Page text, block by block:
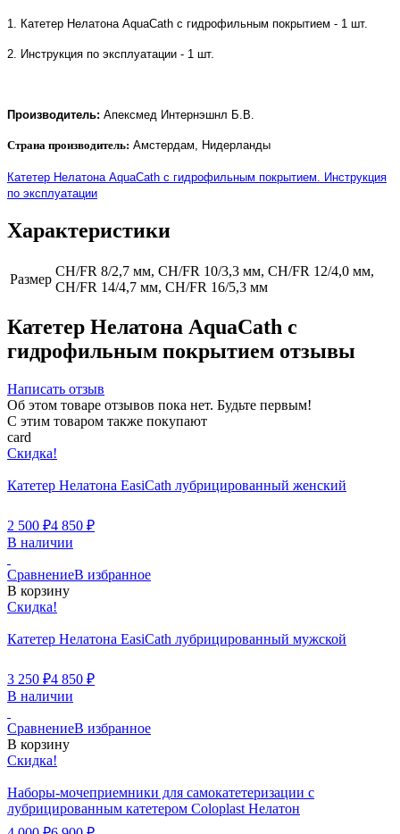
1. Катетер Нелатона AquaCath с гидрофильным покрытием - 1 шт.
2. Инструкция по эксплуатации - 1 шт.
Производитель: Апексмед Интернэшнл Б.В.
Страна производитель: Амстердам, Нидерланды
Катетер Нелатона AquaCath с гидрофильным покрытием. Инструкция
по эксплуатации
Характеристики
Размер
CH/FR 8/2,7 мм, CH/FR 10/3,3 мм, CH/FR 12/4,0 мм,
CH/FR 14/4,7 мм, CH/FR 16/5,3 мм
Катетер Нелатона AquaCath с
гидрофильным покрытием отзывы
Написать отзыв
Об этом товаре отзывов пока нет. Будьте первым!
С этим товаром также покупают
card
Скидка!
Катетер Нелатона EasiCath лубрицированный женский
2 500 ₽4 850 ₽
В наличии
СравнениеВ избранное
В корзину
Скидка!
Катетер Нелатона EasiCath лубрицированный мужской
3 250 ₽4 850 ₽
В наличии
СравнениеВ избранное
В корзину
Скидка!
Наборы-мочеприемники для самокатетеризации c
лубрицированным катетером Coloplast Нелатон